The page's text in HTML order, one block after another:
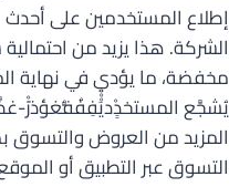
إطلاع المستخدمين على
الشركة. هذا يزيد من
مخفضة، ما يؤدي في نهاية
يُشجَّع
المزيد من العروض والتسوق
التسوق عبر التطبيق أو